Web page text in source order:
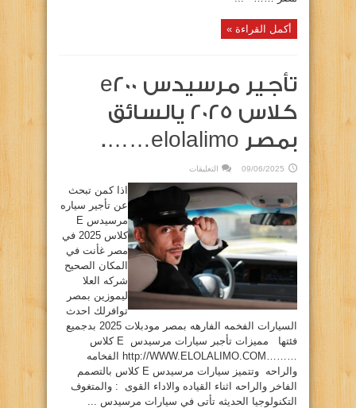
أكمل القراءة »
تأجير مرسيدس e200
كلاس 2025 يالسائق
بمصر elolalimo…….
09/06/2025 التعليقات
مرسيدس
e200
كلاس
2025
يالسائق
بمصر
elolalimo…….
مغلقة
اذا كمن تبحث
عن تأجير سياره
مرسيدس E
كلاس 2025 في
مصر غأنت في
المكان الصحيح
شركه العلا
ليموزين بمصر
توافرلك احدث
السيارات الفخمه الفارهه بمصر مودبلات 2025 بدجميع
فئتها مميزات تأجبر سيارات مرسيدس E كلاس
………http://WWW.ELOLALIMO.COM الفخامه
والراحه وتتميز سيارات مرسيدس E كلاس بالتصمم
الفاخر والراحه اثناء القياده والاداء القوى : والمتغوف
التكنولوجيا الحديثه تأتى في سيارات مرسيدس ...